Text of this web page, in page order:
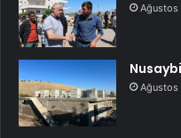
Ağustos
Ağustos